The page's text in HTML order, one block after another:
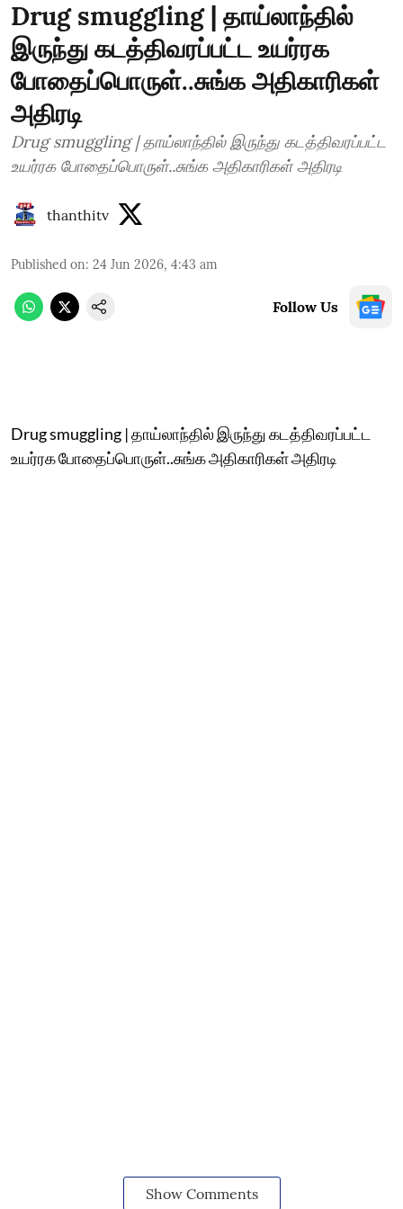
Drug smuggling | தாய்லாந்தில்
இருந்து கடத்திவரப்பட்ட உயர்ரக
போதைப்பொருள்..சுங்க அதிகாரிகள்
அதிரடி
Drug smuggling | தாய்லாந்தில் இருந்து கடத்திவரப்பட்ட
உயர்ரக போதைப்பொருள்..சுங்க அதிகாரிகள் அதிரடி
thanthitv
Published on: 24 Jun 2026, 4:43 am
Follow Us
Drug smuggling | தாய்லாந்தில் இருந்து கடத்திவரப்பட்ட
உயர்ரக போதைப்பொருள்..சுங்க அதிகாரிகள் அதிரடி
Show Comments